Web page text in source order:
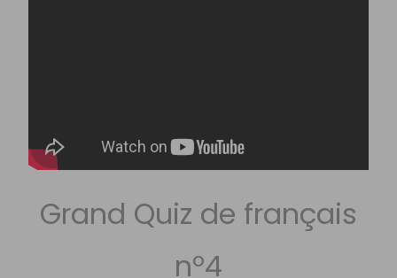
Grand Quiz de français
nº4